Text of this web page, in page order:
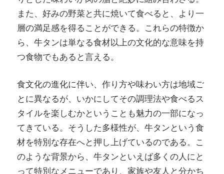
また、好みの野菜と共に焼いて食べると、より一
層の満足感を得ることができる。これらの特徴か
ら、牛タンは単なる食材以上の文化的な意味を持
つ食物でもあると言える。
食文化の進化に伴い、作り方や味わい方は地域ご
とに異なるが、いかにしてその調理法や食べるス
タイルを楽しむかということも魅力の一部になっ
てきている。そうした多様性が、牛タンという食
材を特別な存在へと押し上げているのである。こ
のような背景から、牛タンといえば多くの人にと
って特別なメニューであり、家族や友人と分かち